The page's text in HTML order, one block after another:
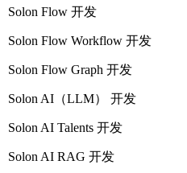
Solon Flow 开发
Solon Flow Workflow 开发
Solon Flow Graph 开发
Solon AI（LLM） 开发
Solon AI Talents 开发
Solon AI RAG 开发